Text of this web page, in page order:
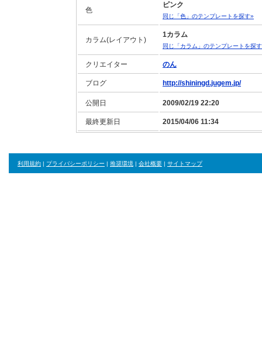
色
ピンク
同じ「色」のテンプレートを探す»
カラム(レイアウト)
1カラム
同じ「カラム」のテンプレートを探
クリエイター のん
ブログ http://shiningd.jugem.jp/
公開日 2009/02/19 22:20
最終更新日 2015/04/06 11:34
利用規約 | プライバシーポリシー | 推奨環境 | 会社概要 | サイトマップ